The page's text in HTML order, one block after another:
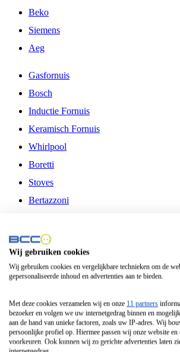
Beko
Siemens
Aeg
Gasfornuis
Bosch
Inductie Fornuis
Keramisch Fornuis
Whirlpool
Boretti
Stoves
Bertazzoni
Fitelli
Airfryer
Frituurpan
Contactgrill
Broodbakmachine
Broodrooster
Wij gebruiken cookies
Wij gebruiken cookies en vergelijkbare technieken om de
gepersonaliseerde inhoud en advertenties aan te bieden.
Met deze cookies verzamelen wij en onze 11 partners
bezoeker en volgen we uw internetgedrag binnen en
aan de hand van unieke factoren, zoals uw IP-adres. Wij
persoonlijke profiel op. Hiermee passen wij onze website en
voorkeuren. Ook kunnen wij zo gerichte advertenties laten